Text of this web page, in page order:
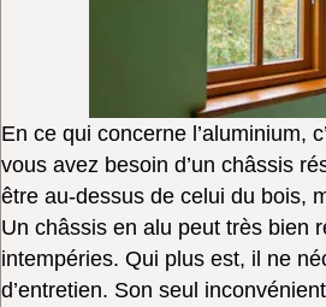
En ce qui concerne l’aluminium,
vous avez besoin d’un châssis
être au-dessus de celui du bois,
Un châssis en alu peut très bien
intempéries. Qui plus est, il ne
d’entretien. Son seul